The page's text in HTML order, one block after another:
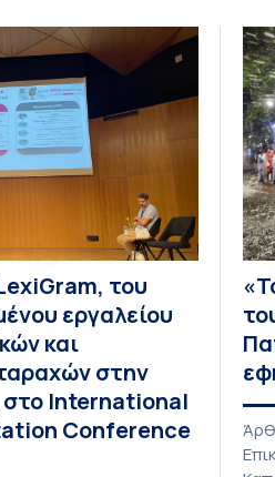
του
εργαλείου
και
στην
στο International
Conference